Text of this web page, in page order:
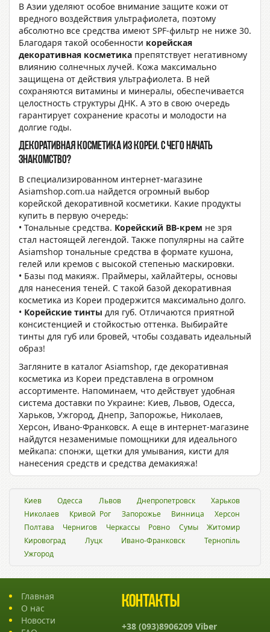
В Азии уделяют особое внимание защите кожи от
вредного воздействия ультрафиолета, поэтому
абсолютно все средства имеют SPF-фильтр не ниже 30.
Благодаря такой особенности корейская
декоративная косметика препятствует негативному
влиянию солнечных лучей. Кожа максимально
защищена от действия ультрафиолета. В ней
сохраняются витамины и минералы, обеспечивается
целостность структуры ДНК. А это в свою очередь
гарантирует сохранение красоты и молодости на
долгие годы.
Декоративная косметика из Кореи. С чего начать
знакомство?
В специализированном интернет-магазине
Asiamshop.com.ua найдется огромный выбор
корейской декоративной косметики. Какие продукты
купить в первую очередь:
• Тональные средства. Корейский ВВ-крем не зря
стал настоящей легендой. Также популярны на сайте
Asiamshop тональные средства в формате кушона,
гелей или кремов с высокой степенью маскировки.
• Базы под макияж. Праймеры, хайлайтеры, основы
для нанесения теней. С такой базой декоративная
косметика из Кореи продержится максимально долго.
• Корейские тинты для губ. Отличаются приятной
консистенцией и стойкостью оттенка. Выбирайте
тинты для губ или бровей, чтобы создавать идеальный
образ!
Загляните в каталог Asiamshop, где декоративная
косметика из Кореи представлена в огромном
ассортименте. Напоминаем, что действует удобная
система доставки по Украине: Киев, Львов, Одесса,
Харьков, Ужгород, Днепр, Запорожье, Николаев,
Херсон, Ивано-Франковск. А еще в интернет-магазине
найдутся незаменимые помощники для идеального
мейкапа: спонжи, щетки для умывания, кисти для
нанесения средств и средства демакияжа!
Киев Одесса Львов Днепропетровск
Харьков
Николаев
Кривой Рог Запорожье Винница
Херсон
Полтава
Чернигов Черкассы Ровно Сумы
Житомир
Кировоград
Луцк Ивано-Франковск
Тернопіль
Ужгород
Главная
О нас
Новости
Контакты
+38 (093)8906209 Viber